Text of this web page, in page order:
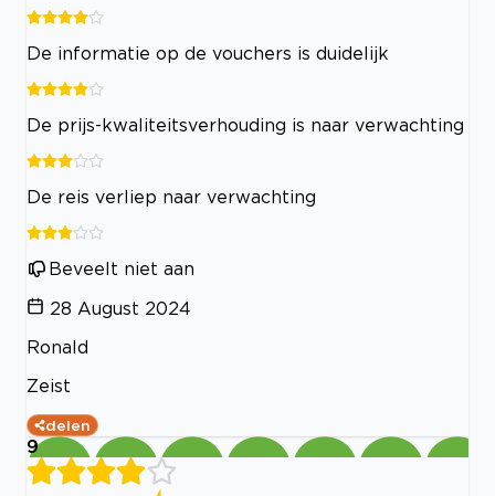
De informatie op de vouchers is duidelijk
De prijs-kwaliteitsverhouding is naar verwachting
De reis verliep naar verwachting
Beveelt niet aan
28 August 2024
Ronald
Zeist
delen
9